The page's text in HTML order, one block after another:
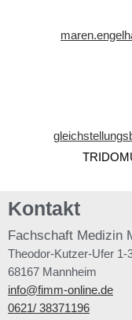
Kontakt
Fachschaft Medizin
Theodor-Kutzer-Ufer 1-
68167 Mannheim
info@fimm-online.de
0621/ 38371196